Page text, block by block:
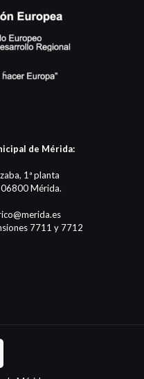
de Mérida:
1ª planta
06800 Mérida.
7711 y 7712